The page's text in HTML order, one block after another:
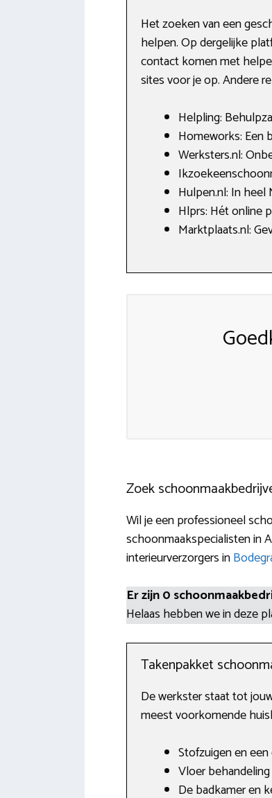
Het zoeken van een
helpen. Op dergelijke
contact komen met
sites voor je op. Andere
Helpling:
Homeworks: Een
Werksters.nl:
Hulpen.nl: In heel
Hlprs: Hét online
Marktplaats.nl:
Zoek
Wil je een professioneel
schoonmaakspecialisten in
interieurverzorgers in
Er zijn 0
Helaas hebben we in deze
Takenpakket
De werkster staat tot
meest voorkomende
Stofzuigen en
Vloer
De badkamer en